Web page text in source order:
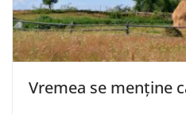
Vremea se menține